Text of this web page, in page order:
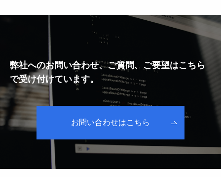
弊社へのお問い合わせ、ご質問、ご要望はこちら
で受け付けています。
お問い合わせはこちら